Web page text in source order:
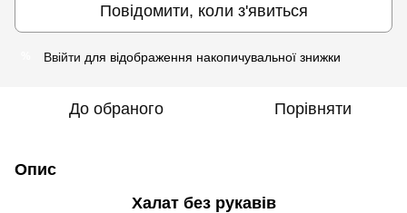
Повідомити, коли з'явиться
Ввійти для відображення накопичувальної знижки
До обраного Порівняти
Опис
Халат без рукавів